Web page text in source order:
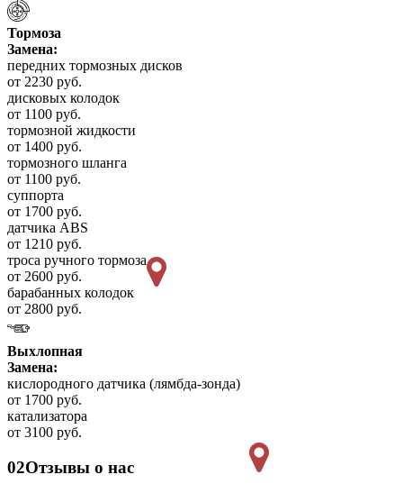
Тормоза
Замена:
передних тормозных дисков
от 2230 руб.
дисковых колодок
от 1100 руб.
тормозной жидкости
от 1400 руб.
тормозного шланга
от 1100 руб.
суппорта
от 1700 руб.
датчика ABS
от 1210 руб.
троса ручного тормоза
от 2600 руб.
барабанных колодок
от 2800 руб.
Выхлопная
Замена:
кислородного датчика (лямбда-зонда)
от 1700 руб.
катализатора
от 3100 руб.
02Отзывы о нас